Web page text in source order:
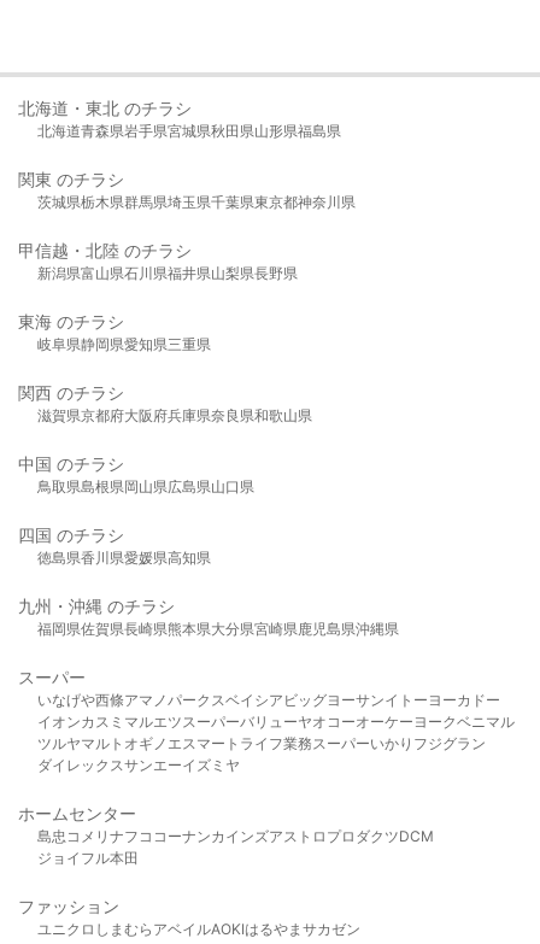
北海道・東北 のチラシ
北海道青森県岩手県宮城県秋田県山形県福島県
関東 のチラシ
茨城県栃木県群馬県埼玉県千葉県東京都神奈川県
甲信越・北陸 のチラシ
新潟県富山県石川県福井県山梨県長野県
東海 のチラシ
岐阜県静岡県愛知県三重県
関西 のチラシ
滋賀県京都府大阪府兵庫県奈良県和歌山県
中国 のチラシ
鳥取県島根県岡山県広島県山口県
四国 のチラシ
徳島県香川県愛媛県高知県
九州・沖縄 のチラシ
福岡県佐賀県長崎県熊本県大分県宮崎県鹿児島県沖縄県
スーパー
いなげや西條アマノパークスベイシア ビッグヨーサンイトーヨーカドー
イオンカスミ マルエツスーパーバリューヤオコーオーケー ヨークベニマル
ツルヤマルト オギノ エスマート ライフ業務スーパーいかり フジグラン
ダイレックスサンエーイズミヤ
ホームセンター
島忠 コメリ ナフコ コーナンカインズアストロプロダクツDCM
ジョイフル本田
ファッション
ユニクロ しまむら アベイルAOKIはるやま サカゼン